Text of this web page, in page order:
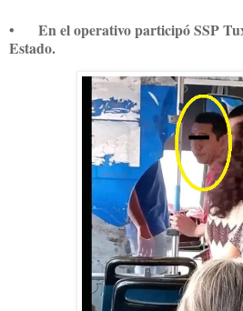
•
En el operativo participó SSP
Estado.